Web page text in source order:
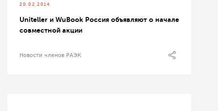
20.02.2014
Uniteller и WuBook Россия объявляют о начале
совместной акции
Новости членов РАЭК